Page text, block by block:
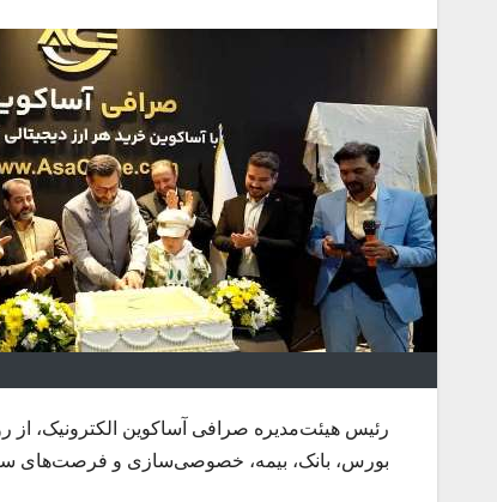
رئیس هیئت‌مدیره صرافی آساکوین الکترونیک، از
بورس، بانک، بیمه، خصوصی‌سازی و فرصت‌های